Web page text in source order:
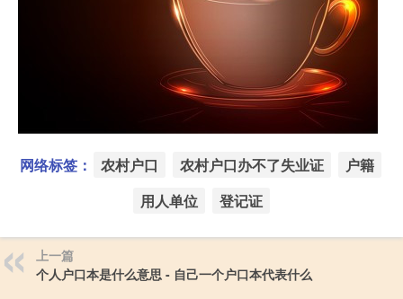
网络标签： 农村户口 农村户口办不了失业证
户籍
用人单位
登记证
上一篇
个人户口本是什么意思 - 自己一个户口本代表什么